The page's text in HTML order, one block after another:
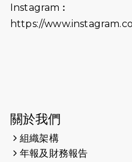
2026-06-11
猛龍長跑
2026-05-28
2026-05-22
Instagram︰
https://
關於我們
組織架構
年報及財務報告